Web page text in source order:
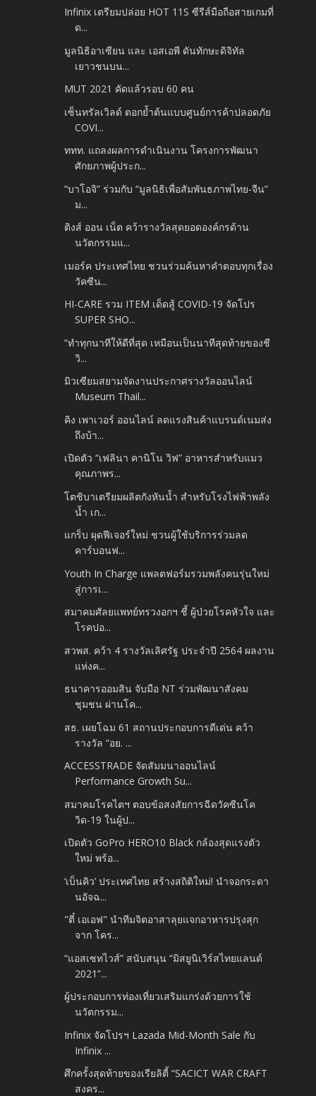
Infinix เตรียมปล่อย HOT 11S ซีรีส์มือถือสายเกมที่
ด...
มูลนิธิอาเซียน และ เอสเอพี ดันทักษะดิจิทัล
เยาวชนบน...
MUT 2021 คัดแล้วรอบ 60 คน
เซ็นทรัลเวิลด์ ตอกย้ำต้นแบบศูนย์การค้าปลอดภัย
COVI...
ททท. แถลงผลการดำเนินงาน โครงการพัฒนา
ศักยภาพผู้ประก...
“บาโอจิ” ร่วมกับ “มูลนิธิเพื่อสัมพันธภาพไทย-จีน”
ม...
ติงส์ ออน เน็ต คว้ารางวัลสุดยอดองค์กรด้าน
นวัตกรรมแ...
เมอร์ค ประเทศไทย ชวนร่วมค้นหาคำตอบทุกเรื่อง
วัคซีน...
HI-CARE รวม ITEM เด็ดสู้ COVID-19 จัดโปร
SUPER SHO...
“ทำทุกนาทีให้ดีที่สุด เหมือนเป็นนาทีสุดท้ายของชี
วิ...
มิวเซียมสยามจัดงานประกาศรางวัลออนไลน์
Museum Thail...
คิง เพาเวอร์ ออนไลน์ ลดแรงสินค้าแบรนด์เนมส่ง
ถึงบ้า...
เปิดตัว “เฟลินา คานิโน วิฟ” อาหารสำหรับแมว
คุณภาพร...
โตชิบาเตรียมผลิตกังหันน้ำ สำหรับโรงไฟฟ้าพลัง
น้ำ เก...
แกร็บ ผุดฟีเจอร์ใหม่ ชวนผู้ใช้บริการร่วมลด
คาร์บอนฟ...
Youth In Charge แพลตฟอร์มรวมพลังคนรุ่นใหม่
สู่การเ...
สมาคมศัลยแพทย์ทรวงอกฯ ชี้ ผู้ป่วยโรคหัวใจ และ
โรคปอ...
สวพส. คว้า 4 รางวัลเลิศรัฐ ประจำปี 2564 ผลงาน
แห่งค...
ธนาคารออมสิน จับมือ NT ร่วมพัฒนาสังคม
ชุมชน ผ่านโค...
สธ. เผยโฉม 61 สถานประกอบการดีเด่น คว้า
รางวัล “อย. ...
ACCESSTRADE จัดสัมมนาออนไลน์
Performance Growth Su...
สมาคมโรคไตฯ ตอบข้อสงสัยการฉีดวัคซีนโค
วิด-19 ในผู้ป...
เปิดตัว GoPro HERO10 Black กล้องสุดแรงตัว
ใหม่ พร้อ...
‘เบ็นคิว’ ประเทศไทย สร้างสถิติใหม่! นำจอกระดา
นอัจฉ...
"ตี๋ เอเอฟ" นำทีมจิตอาสาลุยแจกอาหารปรุงสุก
จาก โคร...
“แอสเซทไวส์” สนับสนุน “มิสยูนิเวิร์สไทยแลนด์
2021”...
ผู้ประกอบการท่องเที่ยวเสริมแกร่งด้วยการใช้
นวัตกรรม...
Infinix จัดโปรฯ Lazada Mid-Month Sale กับ
Infinix ...
ศึกครั้งสุดท้ายของเรียลิตี้ “SACICT WAR CRAFT
สงคร...